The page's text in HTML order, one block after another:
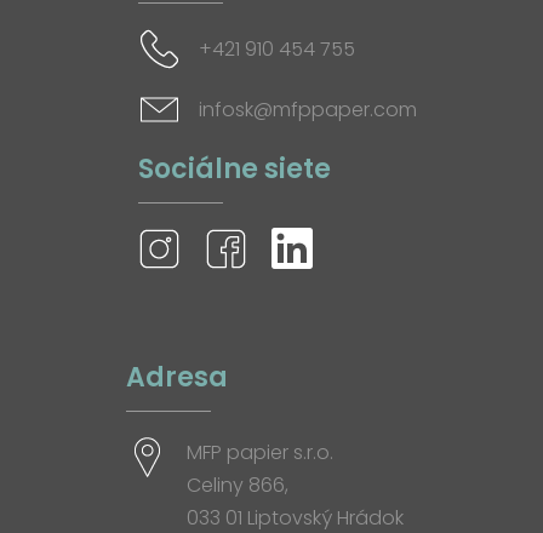
+421 910 454 755
infosk@mfppaper.com
Sociálne siete
Adresa
MFP papier s.r.o.
Celiny 866,
033 01 Liptovský Hrádok